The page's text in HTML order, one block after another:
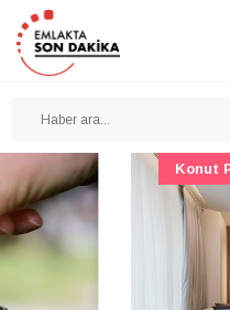
Konut Projeleri